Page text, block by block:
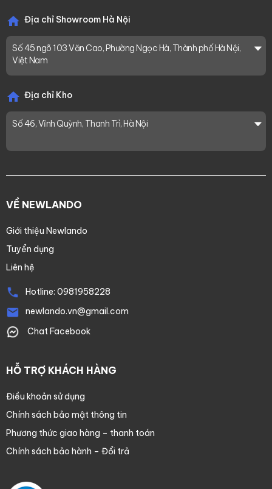
Địa chỉ Showroom Hà Nội
Số 45 ngõ 103 Văn Cao, Phường Ngọc Hà, Thành phố Hà Nội,
Việt Nam
Địa chỉ Kho
Số 46, Vĩnh Quỳnh, Thanh Trì, Hà Nội
VỀ NEWLANDO
Giới thiệu Newlando
Tuyển dụng
Liên hệ
Hotline: 0981958228
newlando.vn@gmail.com
Chat Facebook
HỖ TRỢ KHÁCH HÀNG
Điều khoản sử dụng
Chính sách bảo mật thông tin
Phương thức giao hàng – thanh toán
Chính sách bảo hành – Đổi trả